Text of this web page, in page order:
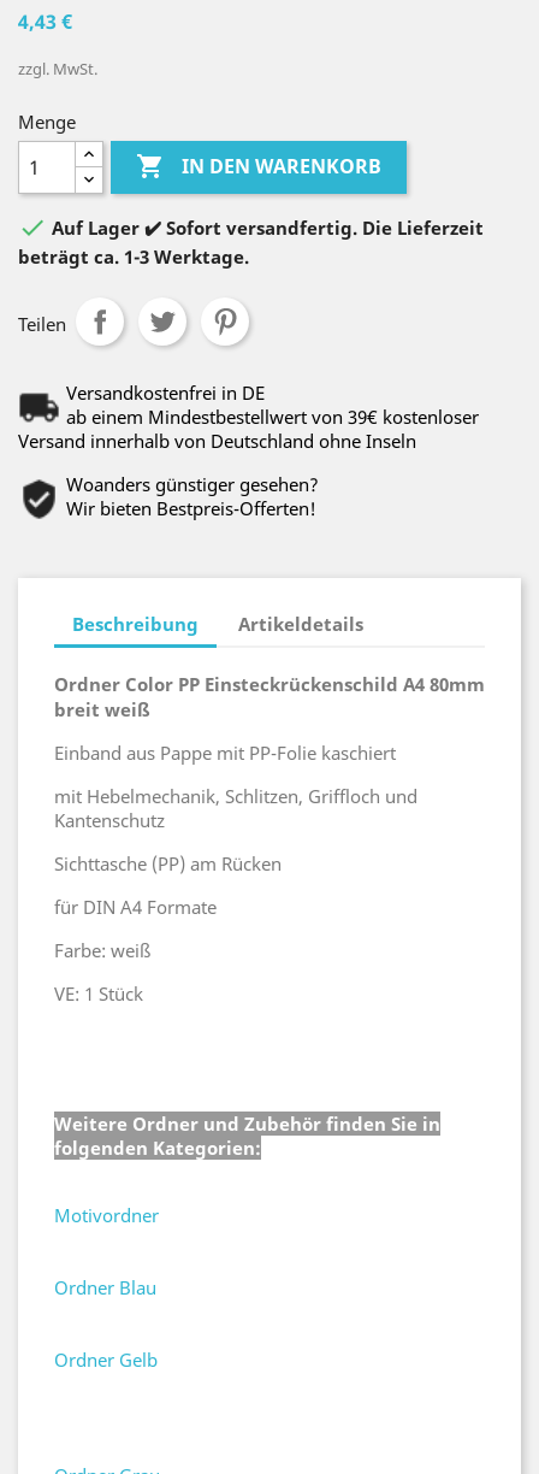
4,43 €
zzgl. MwSt.
Menge
 IN DEN WARENKORB
 Auf Lager ✔️ Sofort versandfertig. Die Lieferzeit
beträgt ca. 1-3 Werktage.
Teilen
Versandkostenfrei in DE
ab einem Mindestbestellwert von 39€ kostenloser
Versand innerhalb von Deutschland ohne Inseln
Woanders günstiger gesehen?
Wir bieten Bestpreis-Offerten!
Beschreibung Artikeldetails
Ordner Color PP Einsteckrückenschild A4 80mm
breit weiß
Einband aus Pappe mit PP-Folie kaschiert
mit Hebelmechanik, Schlitzen, Griffloch und
Kantenschutz
Sichttasche (PP) am Rücken
für DIN A4 Formate
Farbe: weiß
VE: 1 Stück
Weitere Ordner und Zubehör finden Sie in
folgenden Kategorien:
Motivordner
Ordner Blau
Ordner Gelb